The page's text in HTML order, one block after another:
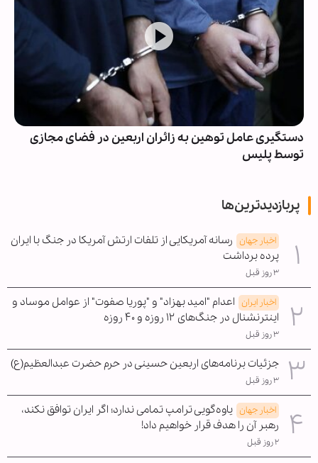
دستگیری عامل توهین به زائران اربعین در فضای مجازی
توسط پلیس
پربازدیدترین‌ها
اخبار جهان رسانه آمریکایی از تلفات ارتش آمریکا در جنگ با ایران
پرده برداشت
۳ روز قبل
اخبار ایران اعدام "امید بهزاد" و "پوریا صفوت" از عوامل موساد و
اینترنشنال در جنگ‌های ۱۲ روزه و ۴۰ روزه
۳ روز قبل
جزئیات برنامه‌های اربعین حسینی در حرم حضرت عبدالعظیم(ع)
۳ روز قبل
اخبار جهان یاوه‌گویی ترامپ تمامی ندارد؛ اگر ایران توافق نکند،
رهبر آن را هدف قرار خواهیم داد!
۲ روز قبل